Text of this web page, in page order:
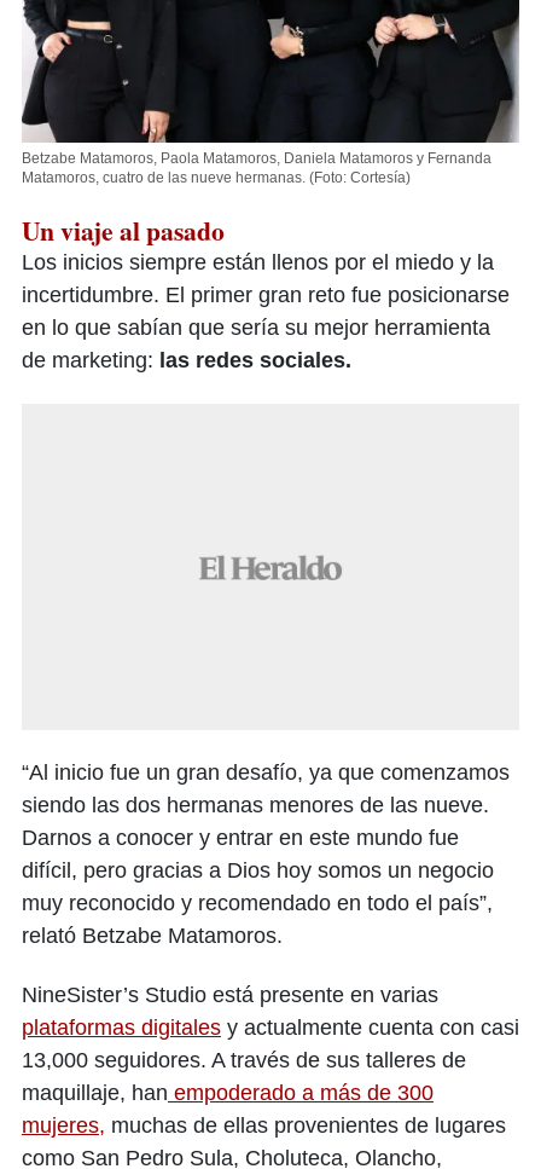
​​​​​​Betzabe Matamoros, Paola Matamoros, Daniela Matamoros y Fernanda
Matamoros, cuatro de las nueve hermanas. (Foto: Cortesía)
Un viaje al pasado
Los inicios siempre están llenos por el miedo y la
incertidumbre. El primer gran reto fue posicionarse
en lo que sabían que sería su mejor herramienta
de marketing: las redes sociales.
“Al inicio fue un gran desafío, ya que comenzamos
siendo las dos hermanas menores de las nueve.
Darnos a conocer y entrar en este mundo fue
difícil, pero gracias a Dios hoy somos un negocio
muy reconocido y recomendado en todo el país”,
relató Betzabe Matamoros.
NineSister’s Studio está presente en varias
plataformas digitales y actualmente cuenta con casi
13,000 seguidores. A través de sus talleres de
maquillaje, han empoderado a más de 300
mujeres, muchas de ellas provenientes de lugares
como San Pedro Sula, Choluteca, Olancho,